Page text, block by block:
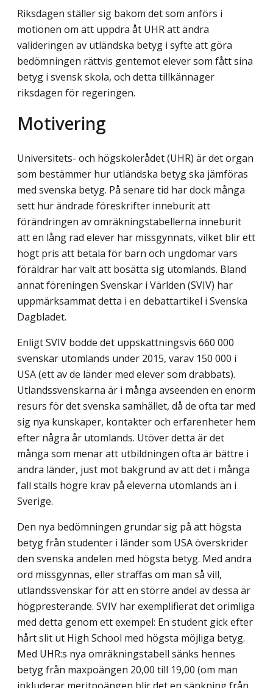
Riksdagen ställer sig bakom det som anförs i
motionen om att uppdra åt UHR att ändra
valideringen av utländska betyg i syfte att göra
bedömningen rättvis gentemot elever som fått sina
betyg i svensk skola, och detta tillkännager
riksdagen för regeringen.
Motivering
Universitets- och högskolerådet (UHR) är det organ
som bestämmer hur utländska betyg ska jämföras
med svenska betyg. På senare tid har dock många
sett hur ändrade föreskrifter inneburit att
förändringen av omräkningstabellerna inneburit
att en lång rad elever har missgynnats, vilket blir ett
högt pris att betala för barn och ungdomar vars
föräldrar har valt att bosätta sig utomlands. Bland
annat föreningen Svenskar i Världen (SVIV) har
uppmärksammat detta i en debattartikel i Svenska
Dagbladet.
Enligt SVIV bodde det uppskattningsvis 660 000
svenskar utomlands under 2015, varav 150 000 i
USA (ett av de länder med elever som drabbats).
Utlandssvenskarna är i många avseenden en enorm
resurs för det svenska samhället, då de ofta tar med
sig nya kunskaper, kontakter och erfarenheter hem
efter några år utomlands. Utöver detta är det
många som menar att utbildningen ofta är bättre i
andra länder, just mot bakgrund av att det i många
fall ställs högre krav på eleverna utomlands än i
Sverige.
Den nya bedömningen grundar sig på att högsta
betyg från studenter i länder som USA överskrider
den svenska andelen med högsta betyg. Med andra
ord missgynnas, eller straffas om man så vill,
utlandssvenskar för att en större andel av dessa är
högpresterande. SVIV har exemplifierat det orimliga
med detta genom ett exempel: En student gick efter
hårt slit ut High School med högsta möjliga betyg.
Med UHR:s nya omräkningstabell sänks hennes
betyg från maxpoängen 20,00 till 19,00 (om man